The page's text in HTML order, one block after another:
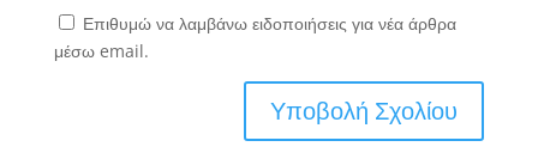
Επιθυμώ να λαμβάνω ειδοποιήσεις για νέα άρθρα
μέσω email.